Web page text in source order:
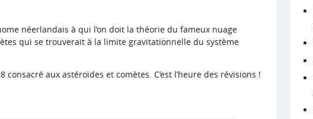
néerlandais à qui l’on doit la théorie du fameux nuage
qui se trouverait à la limite gravitationnelle du système
aux astéroïdes et comètes. C’est l’heure des révisions !